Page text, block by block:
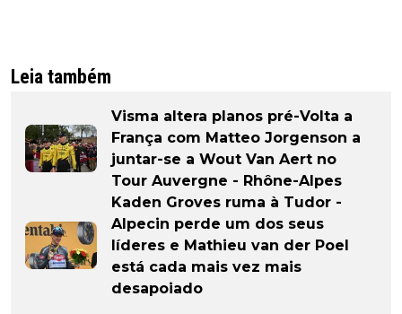
Leia também
Visma altera planos pré-Volta a
França com Matteo Jorgenson a
juntar-se a Wout Van Aert no
Tour Auvergne - Rhône-Alpes
Kaden Groves ruma à Tudor -
Alpecin perde um dos seus
líderes e Mathieu van der Poel
está cada mais vez mais
desapoiado